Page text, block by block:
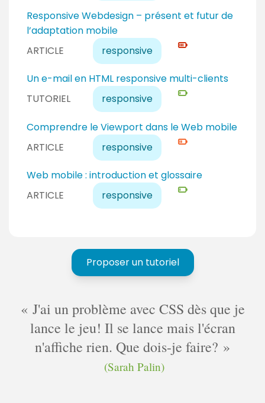
m
é
b
u
t
n
t
a
u
o
f
i
m
é
ARTICLE responsive
Responsive Webdesign – présent et futur de
l’adaptation mobile
N
i
v
a
e
p
e
t
TUTORIEL responsive
Un e-mail en HTML responsive multi-clients
N
i
e
u
é
b
ARTICLE responsive
Comprendre le Viewport dans le Web mobile
N
e
u
m
ARTICLE responsive
Web mobile : introduction et glossaire
N
u
a
Proposer un tutoriel
J'ai un problème avec CSS dès que je
lance le jeu! Il se lance mais l'écran
n'affiche rien. Que dois-je faire?
(Sarah Palin)